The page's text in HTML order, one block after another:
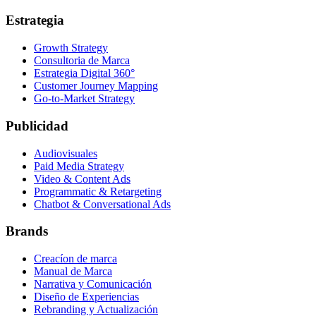
Estrategia
Growth Strategy
Consultoria de Marca
Estrategia Digital 360°
Customer Journey Mapping
Go-to-Market Strategy
Publicidad
Audiovisuales
Paid Media Strategy
Video & Content Ads
Programmatic & Retargeting
Chatbot & Conversational Ads
Brands
Creacíon de marca
Manual de Marca
Narrativa y Comunicación
Diseño de Experiencias
Rebranding y Actualización